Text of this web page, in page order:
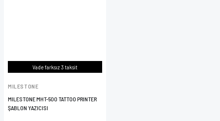
Vade farksız 3 taksit
MILESTONE
MILESTONE MHT-500 TATTOO PRINTER
ŞABLON YAZICISI